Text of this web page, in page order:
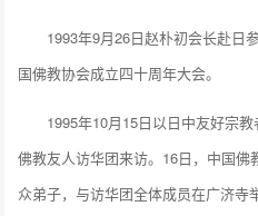
1993年9月26日赵朴初会长赴日
国佛教协会成立四十周年大会。
1995年10月15日以日中友好宗教
佛教友人访华团来访。16日，中国
众弟子，与访华团全体成员在广济寺